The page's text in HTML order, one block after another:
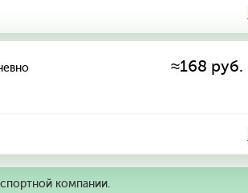
≈168 руб.
компании.